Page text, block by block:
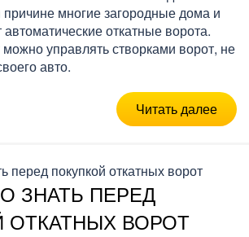
многие загородные дома и
откатные ворота.
управлять створками ворот, не
авто.
Читать далее
ЗНАТЬ ПЕРЕД
ОТКАТНЫХ ВОРОТ